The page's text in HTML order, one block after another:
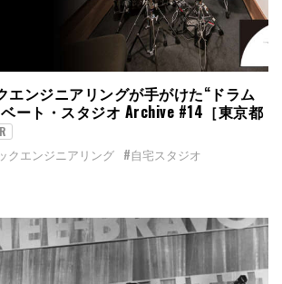
エンジニアリングが手がけた“ドラム
ート・スタジオ Archive #14［東京都
クエンジニアリング #自宅スタジオ